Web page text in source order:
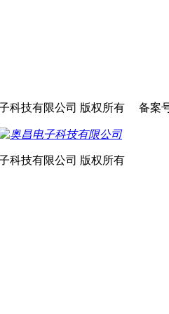
子科技有限公司 版权所有 备案
科技有限公司 版权所有